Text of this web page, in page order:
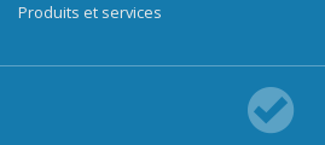
Produits et services